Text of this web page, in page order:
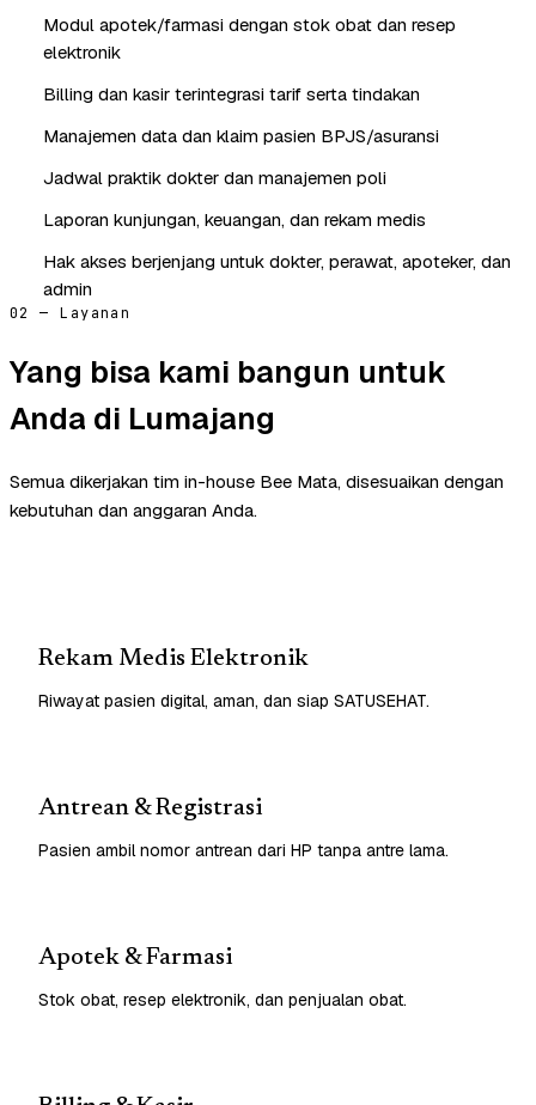
Modul apotek/farmasi dengan stok obat dan resep
elektronik
Billing dan kasir terintegrasi tarif serta tindakan
Manajemen data dan klaim pasien BPJS/asuransi
Jadwal praktik dokter dan manajemen poli
Laporan kunjungan, keuangan, dan rekam medis
Hak akses berjenjang untuk dokter, perawat, apoteker, dan
admin
02 — Layanan
Yang bisa kami bangun untuk
Anda di Lumajang
Semua dikerjakan tim in-house Bee Mata, disesuaikan dengan
kebutuhan dan anggaran Anda.
Rekam Medis Elektronik
Riwayat pasien digital, aman, dan siap SATUSEHAT.
Antrean & Registrasi
Pasien ambil nomor antrean dari HP tanpa antre lama.
Apotek & Farmasi
Stok obat, resep elektronik, dan penjualan obat.